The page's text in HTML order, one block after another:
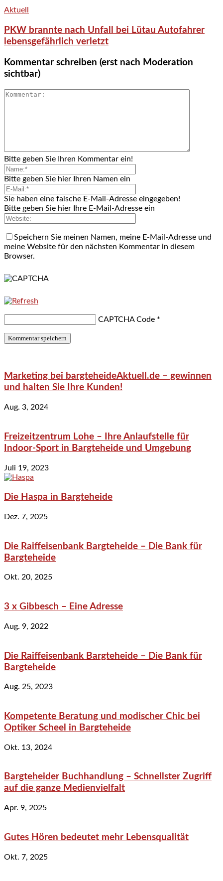
Aktuell
PKW brannte nach Unfall bei Lütau Autofahrer
lebensgefährlich verletzt
Kommentar schreiben (erst nach Moderation
sichtbar)
Bitte geben Sie Ihren Kommentar ein!
Bitte geben Sie hier Ihren Namen ein
Sie haben eine falsche E-Mail-Adresse eingegeben!
Bitte geben Sie hier Ihre E-Mail-Adresse ein
Speichern Sie meinen Namen, meine E-Mail-Adresse und
meine Website für den nächsten Kommentar in diesem
Browser.
CAPTCHA Code *
Marketing bei bargteheideAktuell.de – gewinnen
und halten Sie Ihre Kunden!
Aug. 3, 2024
Freizeitzentrum Lohe – Ihre Anlaufstelle für
Indoor-Sport in Bargteheide und Umgebung
Juli 19, 2023
Die Haspa in Bargteheide
Dez. 7, 2025
Die Raiffeisenbank Bargteheide – Die Bank für
Bargteheide
Okt. 20, 2025
3 x Gibbesch – Eine Adresse
Aug. 9, 2022
Die Raiffeisenbank Bargteheide – Die Bank für
Bargteheide
Aug. 25, 2023
Kompetente Beratung und modischer Chic bei
Optiker Scheel in Bargteheide
Okt. 13, 2024
Bargteheider Buchhandlung – Schnellster Zugriff
auf die ganze Medienvielfalt
Apr. 9, 2025
Gutes Hören bedeutet mehr Lebensqualität
Okt. 7, 2025